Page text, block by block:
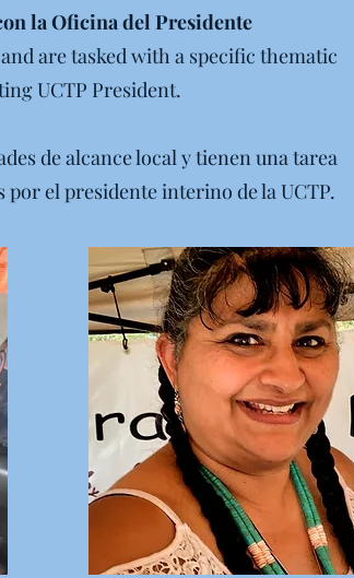
la Oficina del Presidente
are tasked with a specific thematic
UCTP President.
de alcance local y tienen una tarea
el presidente interino de la UCTP.